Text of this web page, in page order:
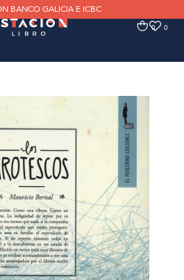
BANCO GALICIA E ICBC
0 0